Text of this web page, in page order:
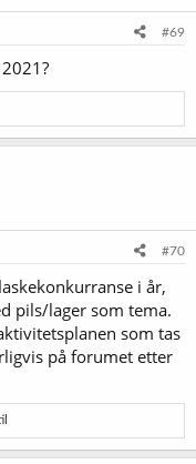
#69
#70
i år,
pils/lager som tema.
som tas
på forumet etter